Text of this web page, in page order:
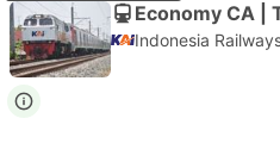
Economy CA |
Indonesia